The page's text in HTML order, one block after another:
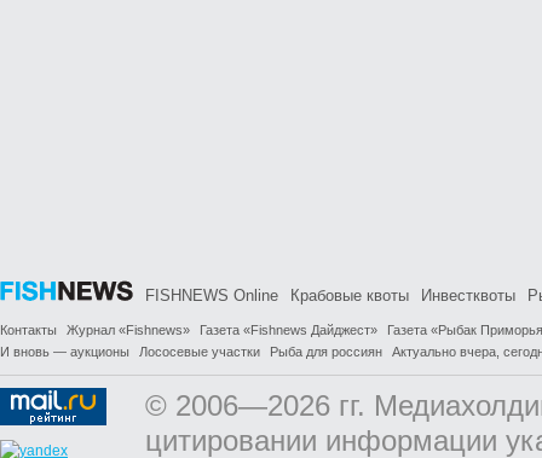
FISHNEWS Online Крабовые квоты Инвестквоты
Контакты Журнал «Fishnews» Газета «Fishnews Дайджест»
Газета «Рыбак
И вновь — аукционы
Лососевые участки Рыба для россиян Актуально вчера,
© 2006—2026 гг.
цитировании информации